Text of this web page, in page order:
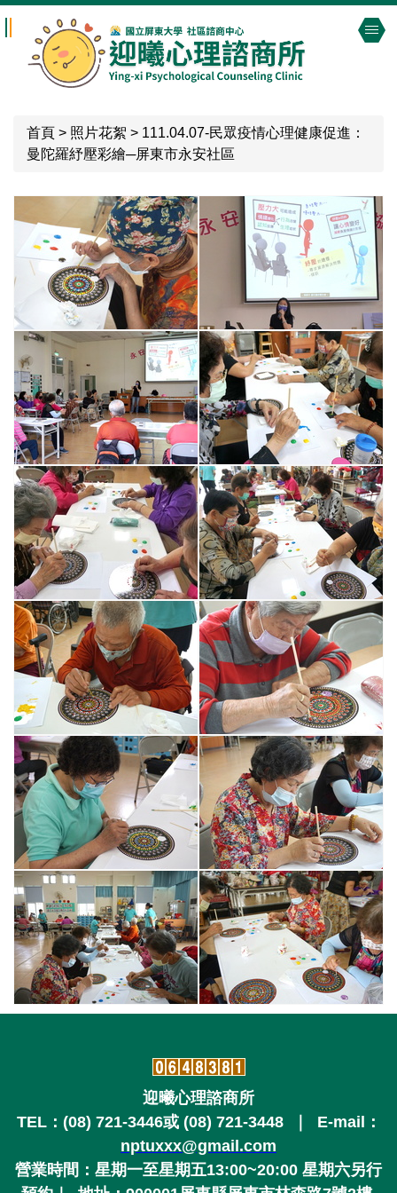
到
首頁 > 照片花絮 > 111.04.07-民眾疫情心理健康促進：
曼陀羅紓壓彩繪─屏東市永安社區
迎曦心理諮商所
TEL： (08) 721-3446或 (08) 721-3448
｜ E-mail：
nptuxxx@gmail.com
營業時間 ：星期一至星期五13:00~20:00 星期六另行